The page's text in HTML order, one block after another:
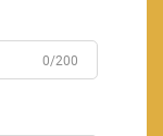
0/200